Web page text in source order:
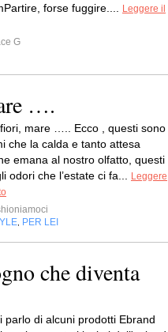
forse fuggire....
Leggere il
G
….
mare ….. Ecco , questi sono
che la calda e tanto attesa
emana al nostro olfatto, questi
odori che l’estate ci fa...
Leggere
PER LEI
che diventa
parlo di alcuni prodotti Ebrand